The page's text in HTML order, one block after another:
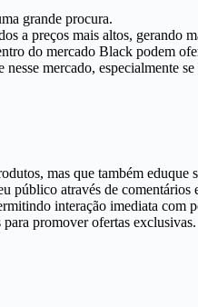
grande procura.
a preços mais altos, gerando
do mercado Black podem
mercado, especialmente
mas que também
público através de comentários
interação imediata com
promover ofertas exclusivas.